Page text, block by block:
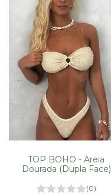
TOP BOHO - Areia
Dourada (Dupla Face)
(0)